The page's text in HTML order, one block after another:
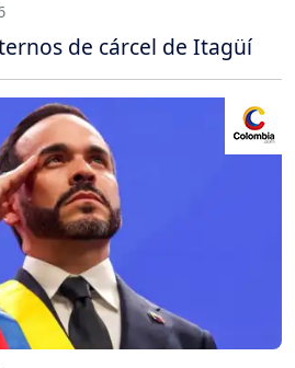
de cárcel de Itagüí